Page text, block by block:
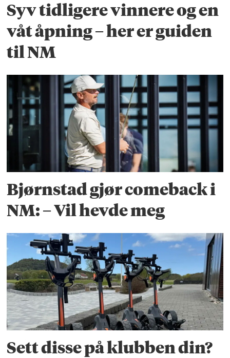
Syv tidligere vinnere og en
våt åpning – her er guiden
til NM
Bjørnstad gjør comeback i
NM: – Vil hevde meg
Sett disse på klubben din?